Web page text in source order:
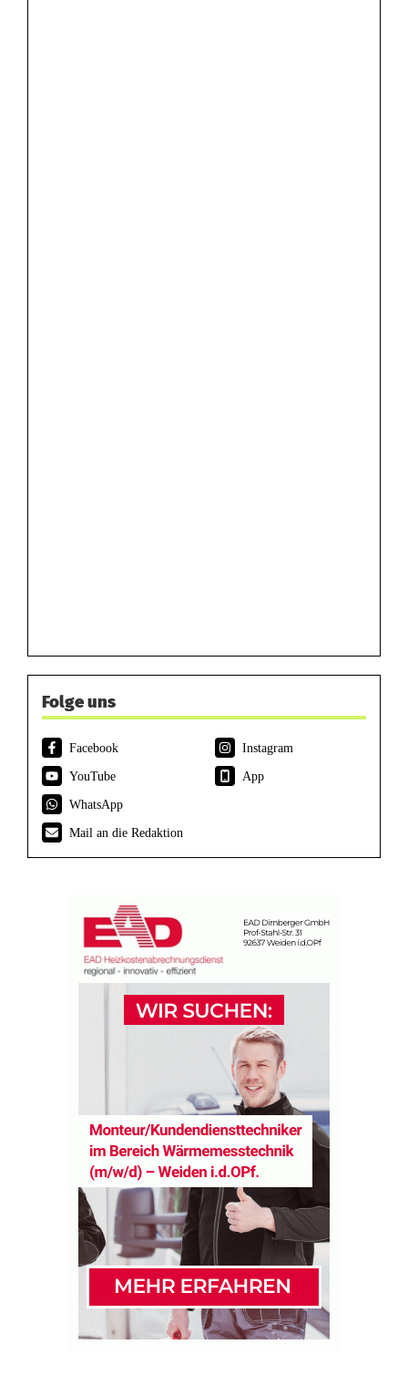
Folge uns
Facebook
Instagram
YouTube
App
WhatsApp
Mail an die Redaktion